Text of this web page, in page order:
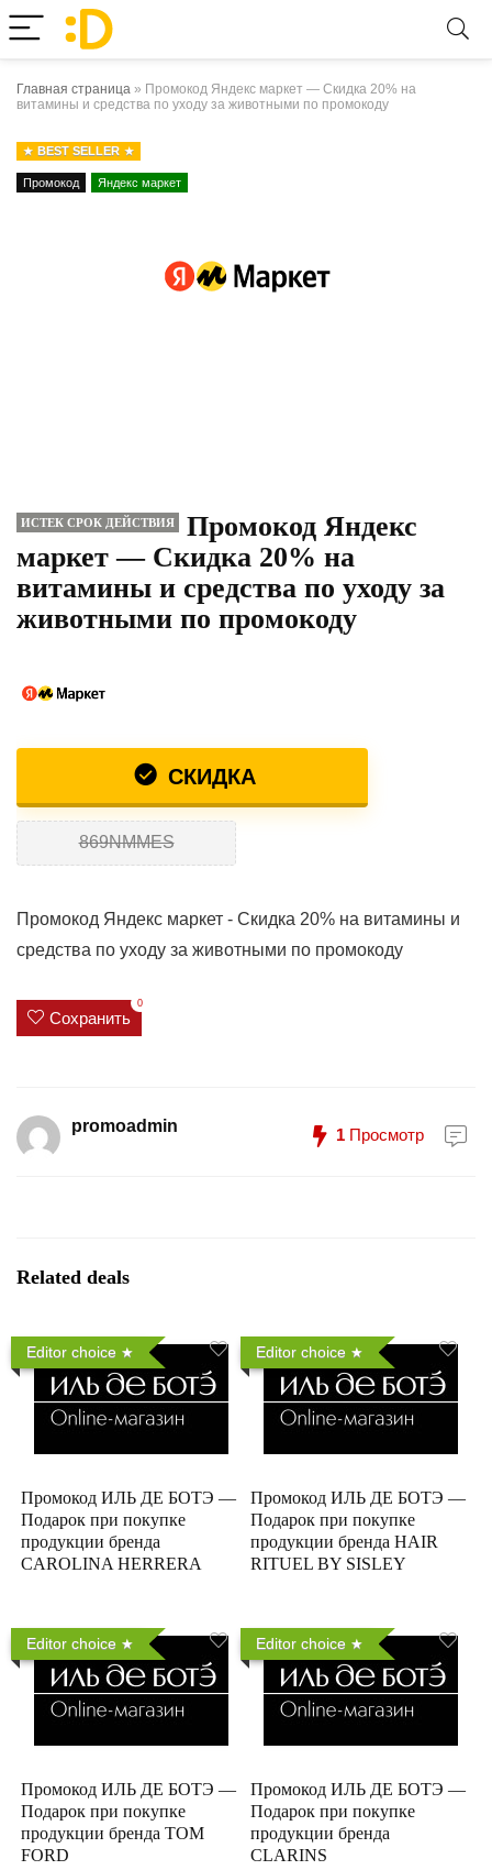
Главная страница » Промокод Яндекс маркет — Скидка 20% на
витамины и средства по уходу за животными по промокоду
BEST SELLER
Промокод Яндекс маркет
ИСТЕК СРОК ДЕЙСТВИЯ
Промокод Яндекс
маркет — Скидка 20% на
витамины и средства по уходу за
животными по промокоду
СКИДКА
869NMMES
Промокод Яндекс маркет - Скидка 20% на витамины и
средства по уходу за животными по промокоду
Сохранить
0
promoadmin 1 Просмотр
Related deals
Editor choice
Промокод ИЛЬ ДЕ БОТЭ —
Подарок при покупке
продукции бренда
CAROLINA HERRERA
Editor choice
Промокод ИЛЬ ДЕ БОТЭ —
Подарок при покупке
продукции бренда HAIR
RITUEL BY SISLEY
Editor choice
Промокод ИЛЬ ДЕ БОТЭ —
Подарок при покупке
продукции бренда TOM
FORD
Editor choice
Промокод ИЛЬ ДЕ БОТЭ —
Подарок при покупке
продукции бренда
CLARINS